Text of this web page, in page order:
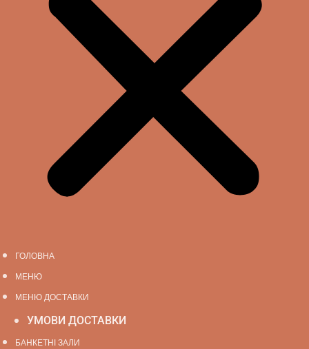
ГОЛОВНА
МЕНЮ
МЕНЮ ДОСТАВКИ
УМОВИ ДОСТАВКИ
БАНКЕТНІ ЗАЛИ